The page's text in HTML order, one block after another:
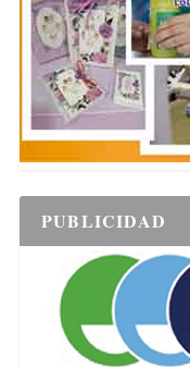
PUBLICIDAD